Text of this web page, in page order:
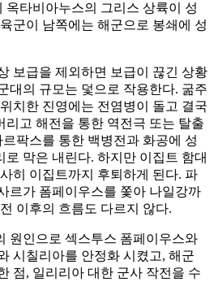
옥타비아누스의 그리스 상륙이 성
군이 남쪽에는 해군으로 봉쇄에 성
보급을 제외하면 보급이 끊긴 상황
대의 규모는 덫으로 작용한다. 굶주
치한 진영에는 전염병이 돌고 결국
리고 해전을 통한 역전극 또는 탈출
팍스를 통한 백병전과 화공에 성
막은 내린다. 하지만 이집트 함대
히 이집트까지 후퇴하게 된다. 파
르가 폼페이우스를 쫓아 나일강까
이후의 흐름도 다르지 않다.
원인으로 섹스투스 폼페이우스와
시칠리아를 안정화 시켰고, 해군
점, 일리리아 대한 군사 작전을 수